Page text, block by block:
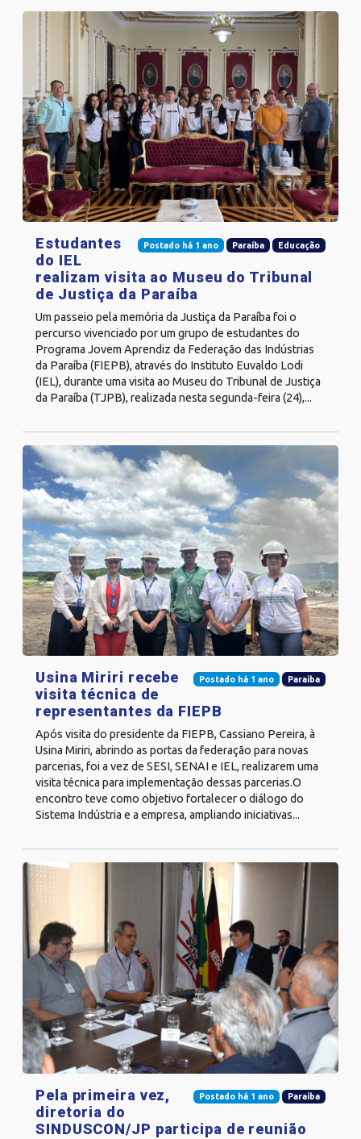
Postado há 1 ano Paraíba Educação
Estudantes
do IEL
realizam visita ao Museu do Tribunal
de Justiça da Paraíba
Um passeio pela memória da Justiça da Paraíba foi o
percurso vivenciado por um grupo de estudantes do
Programa Jovem Aprendiz da Federação das Indústrias
da Paraíba (FIEPB), através do Instituto Euvaldo Lodi
(IEL), durante uma visita ao Museu do Tribunal de Justiça
da Paraíba (TJPB), realizada nesta segunda-feira (24),...
Postado há 1 ano Paraíba
Usina Miriri recebe
visita técnica de
representantes da FIEPB
Após visita do presidente da FIEPB, Cassiano Pereira, à
Usina Miriri, abrindo as portas da federação para novas
parcerias, foi a vez de SESI, SENAI e IEL, realizarem uma
visita técnica para implementação dessas parcerias.O
encontro teve como objetivo fortalecer o diálogo do
Sistema Indústria e a empresa, ampliando iniciativas...
Postado há 1 ano Paraíba
Pela primeira vez,
diretoria do
SINDUSCON/JP participa de reunião